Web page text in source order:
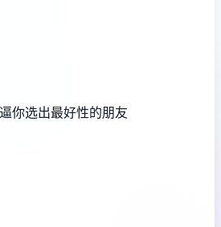
你选出最好性的朋友